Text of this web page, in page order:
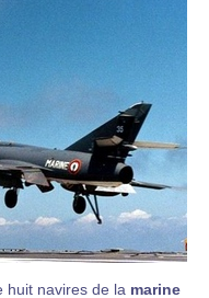
huit navires de la marine